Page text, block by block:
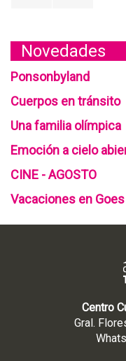
Novedades
Ponsonbyland
Cuerpos en tránsito
Una familia olímpica
Emoción a cielo
CINE - AGOSTO
Vacaciones en Goes
Centro
Gral.